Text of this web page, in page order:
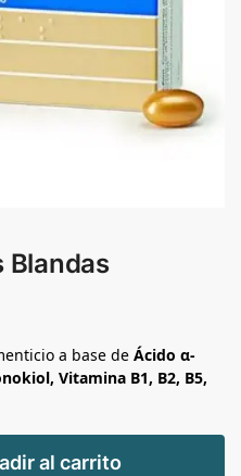
Blandas
a base de Ácido α-
Vitamina B1, B2, B5,
al carrito